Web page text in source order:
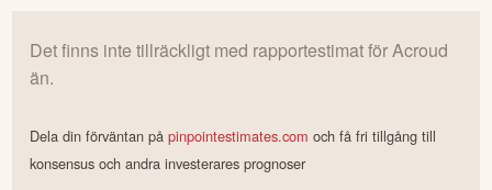
Det finns inte tillräckligt med rapportestimat förAcroud
än.
Dela din förväntan påpinpointestimates.com och få fri tillgång till
konsensus och andra investerares prognoser